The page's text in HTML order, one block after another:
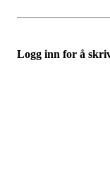
Logg inn for å